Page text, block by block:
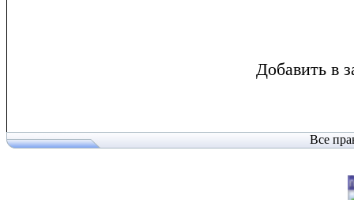
Добавить в
Все